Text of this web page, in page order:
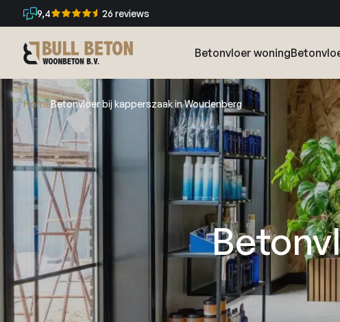
9,4 26 reviews
Betonvloer woning
HomeBetonvloer bij kapperszaak in Woudenberg